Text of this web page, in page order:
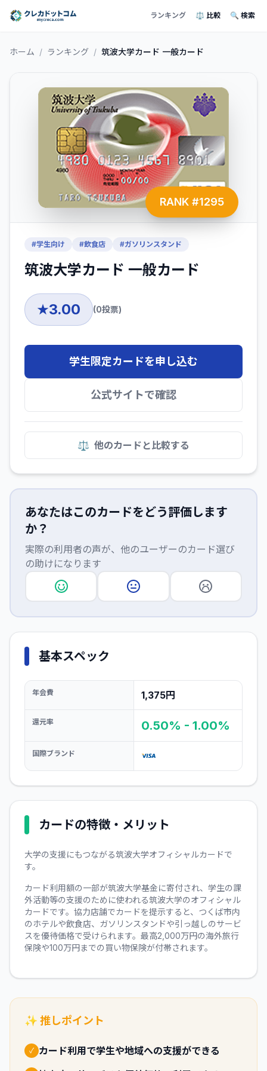
ランキング ⚖️ 比較 🔍 検索
ホーム / ランキング / 筑波大学カード 一般カード
RANK #1295
#学生向け #飲食店 #ガソリンスタンド
筑波大学カード 一般カード
★3.00 (0投票)
学生限定カードを申し込む
公式サイトで確認
⚖️ 他のカードと比較する
あなたはこのカードをどう評価します
か？
実際の利用者の声が、他のユーザーのカード選び
の助けになります
基本スペック
年会費 1,375円
還元率 0.50% - 1.00%
国際ブランド
カードの特徴・メリット
大学の支援にもつながる筑波大学オフィシャルカードで
す。
カード利用額の一部が筑波大学基金に寄付され、学生の課
外活動等の支援のために使われる筑波大学のオフィシャル
カードです。協力店舗でカードを提示すると、つくば市内
のホテルや飲食店、ガソリンスタンドや引っ越しのサービ
スを優待価格で受けられます。最高2,000万円の海外旅行
保険や100万円までの買い物保険が付帯されます。
✨ 推しポイント
✓ カード利用で学生や地域への支援ができる